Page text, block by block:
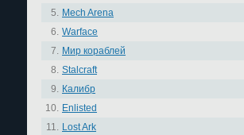
5. Mech Arena
6. Warface
7. Мир кораблей
8. Stalcraft
9. Калибр
10. Enlisted
11. Lost Ark